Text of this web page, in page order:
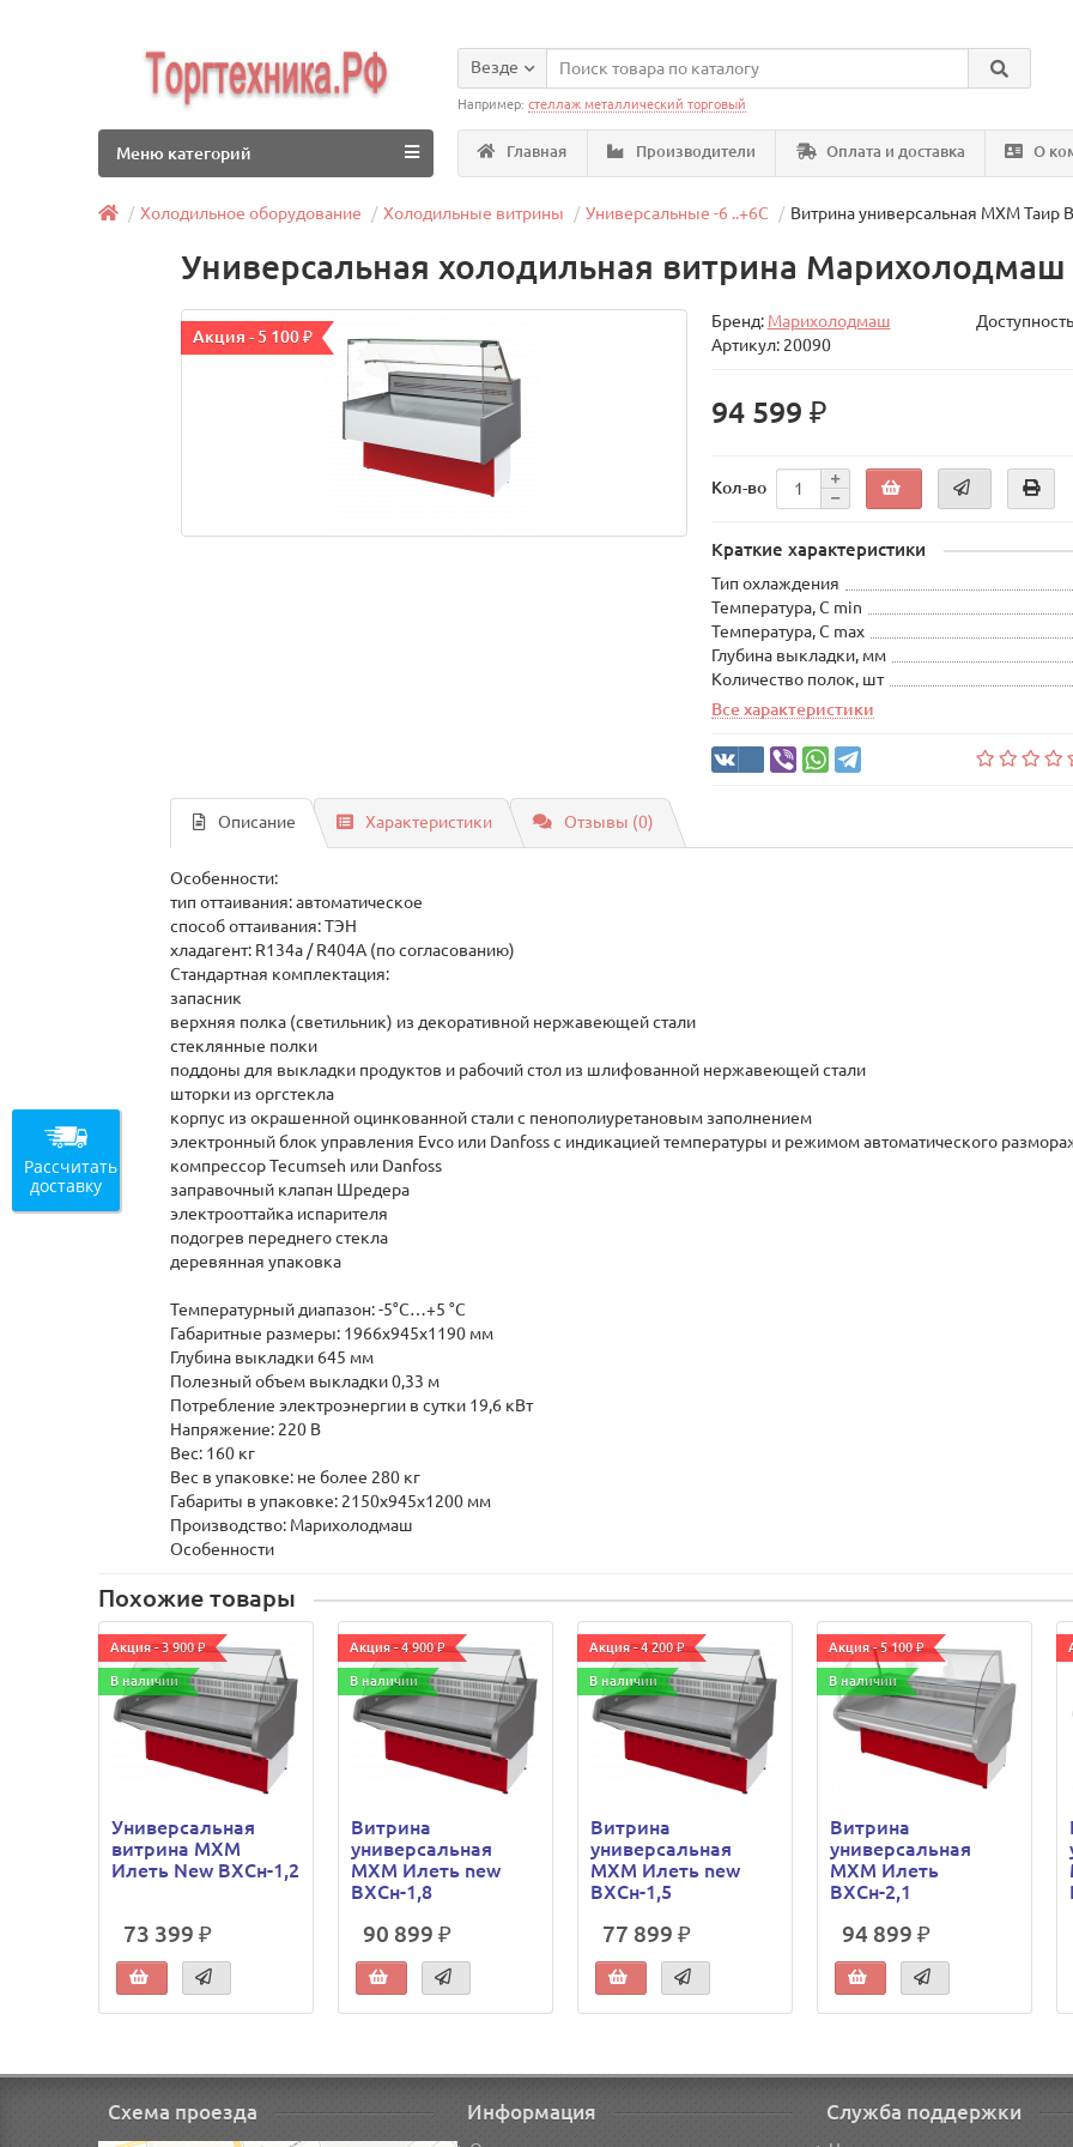
Везде
Например:стеллаж металлический торговый
Главная Производители Оплата и доставка О
Меню категорий
Холодильное оборудование Холодильные витрины Универсальные -6 ..+6C Витрина универсальная МХМ Таир
Универсальная холодильная витрина Марихолодмаш
Акция - 5 100 ₽
Бренд: Марихолодмаш
Артикул: 20090
94 599 ₽
Кол-во
Краткие характеристики
Тип охлаждения
Температура, С min
Температура, С max
Глубина выкладки, мм
Количество полок, шт
Все характеристики
Описание Характеристики Отзывы (0)
Особенности:
тип оттаивания: автоматическое
способ оттаивания: ТЭН
хладагент: R134a / R404A (по согласованию)
Стандартная комплектация:
запасник
верхняя полка (светильник) из декоративной нержавеющей стали
стеклянные полки
поддоны для выкладки продуктов и рабочий стол из шлифованной нержавеющей стали
шторки из оргстекла
корпус из окрашенной оцинкованной стали с пенополиуретановым заполнением
электронный блок управления Evco или Danfoss с индикацией температуры и режимом автоматического
компрессор Tecumseh или Danfoss
заправочный клапан Шредера
электрооттайка испарителя
подогрев переднего стекла
деревянная упаковка
Температурный диапазон: -5°C…+5 °С
Габаритные размеры: 1966х945х1190 мм
Глубина выкладки 645 мм
Полезный объем выкладки 0,33 м
Потребление электроэнергии в сутки 19,6 кВт
Напряжение: 220 В
Вес: 160 кг
Вес в упаковке: не более 280 кг
Габариты в упаковке: 2150х945х1200 мм
Производство: Марихолодмаш
Особенности
Похожие товары
Акция - 3 900 ₽
В наличии
Универсальная
витрина МХМ
Илеть New ВХСн-1,2
73 399 ₽
Акция - 4 900 ₽
В наличии
Витрина
универсальная
МХМ Илеть new
ВХСн-1,8
90 899 ₽
Акция - 4 200 ₽
В наличии
Витрина
универсальная
МХМ Илеть new
ВХСн-1,5
77 899 ₽
Акция - 5 100 ₽
В наличии
Витрина
универсальная
МХМ Илеть
ВХСн-2,1
94 899 ₽
Схема проезда Информация Служба поддержки
Рассчитать
доставку